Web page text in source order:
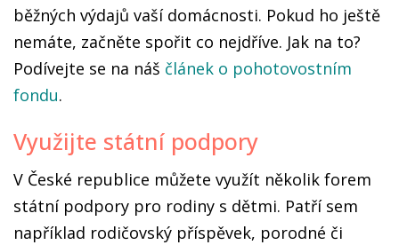
běžných výdajů vaší domácnosti. Pokud ho ještě
nemáte, začněte spořit co nejdříve. Jak na to?
Podívejte se na náš článek o pohotovostním
fondu.
Využijte státní podpory
V České republice můžete využít několik forem
státní podpory pro rodiny s dětmi. Patří sem
například rodičovský příspěvek, porodné či